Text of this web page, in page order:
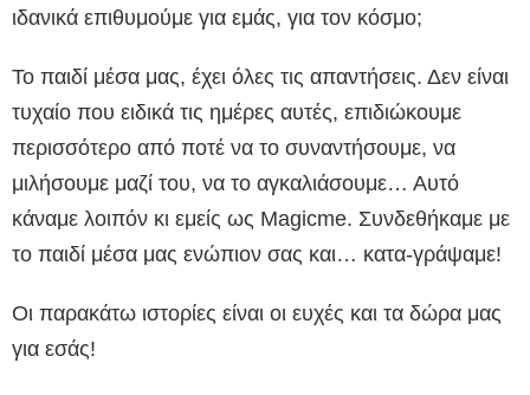
ιδανικά επιθυμούμε για εμάς, για τον κόσμο;
Το παιδί μέσα μας, έχει όλες τις απαντήσεις. Δεν είναι
τυχαίο που ειδικά τις ημέρες αυτές, επιδιώκουμε
περισσότερο από ποτέ να το συναντήσουμε, να
μιλήσουμε μαζί του, να το αγκαλιάσουμε… Αυτό
κάναμε λοιπόν κι εμείς ως Magicme. Συνδεθήκαμε με
το παιδί μέσα μας ενώπιον σας και… κατα-γράψαμε!
Οι παρακάτω ιστορίες είναι οι ευχές και τα δώρα μας
για εσάς!